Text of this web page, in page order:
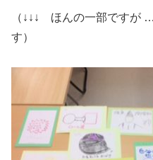
（↓↓↓ ほんの一部ですが
す）